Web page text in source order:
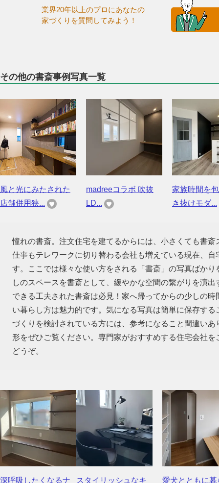
業界20年以上のプロにあなたの
家づくりを質問してみよう！
その他の書斎事例写真一覧
風と光にみたされた
店舗併用狭...
madreeコラボ 吹抜
LD...
家族時間を
き抜けモダ...
憧れの書斎。注文住宅を建てるからには、小さくても書
仕事もテレワークに切り替わる会社も増えている現在、
す。ここでは様々な使い方をされる「書斎」の写真ばか
しのスペースを書斎として、緩やかな空間の繋がりを演
できる工夫された書斎は必見！家へ帰ってからの少しの
い暮らし方は魅力的です。気になる写真は簡単に保存す
づくりを検討されている方には、参考になること間違い
形をぜひご覧ください。専門家がおすすめする住宅会社
どうぞ。
深呼吸したくなるナ スタイリッシュなキ 愛犬とともに暮